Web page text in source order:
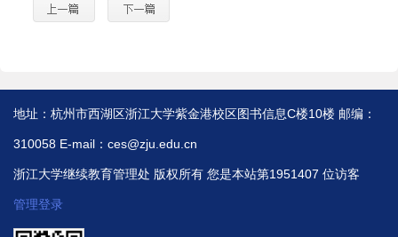
地址：杭州市西湖区浙江大学紫金港校区图书信息C楼10楼 邮编：
310058 E-mail：ces@zju.edu.cn
浙江大学继续教育管理处 版权所有 您是本站第1951407 位访客
管理登录